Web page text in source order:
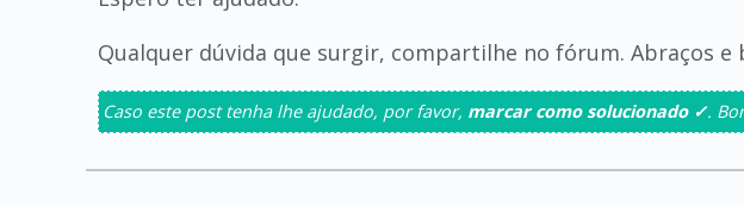
Qualquer dúvida que surgir, compartilhe no fórum. Abraços e
Caso este post tenha lhe ajudado, por favor, marcar como solucionado ✓.